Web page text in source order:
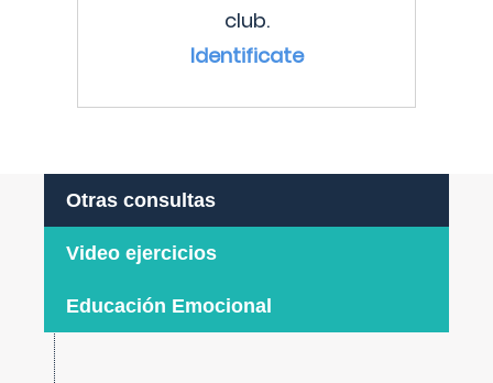
club.
Identificate
Otras consultas
Video ejercicios
Educación Emocional